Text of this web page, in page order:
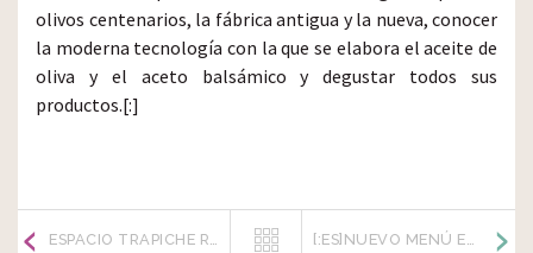
olivos centenarios, la fábrica antigua y la nueva, conocer
la moderna tecnología con la que se elabora el aceite de
oliva y el aceto balsámico y degustar todos sus
productos.[:]
ESPACIO TRAPICHE RECONOCIDO POR LA PRESTIGIOSA GUÍA MICHELIN [:ES]NUEVO MENÚ EN BODEGA ANDELUNA[:]